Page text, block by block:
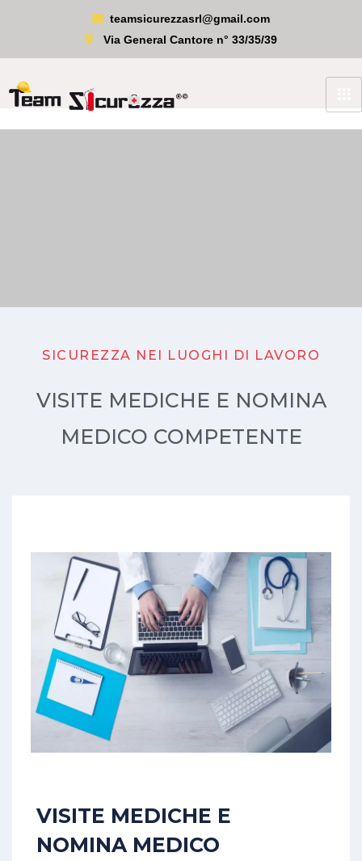
teamsicurezzasrl@gmail.com
Via General Cantore n° 33/35/39
SICUREZZA NEI LUOGHI DI LAVORO
VISITE MEDICHE E NOMINA
MEDICO COMPETENTE
VISITE MEDICHE E
NOMINA MEDICO